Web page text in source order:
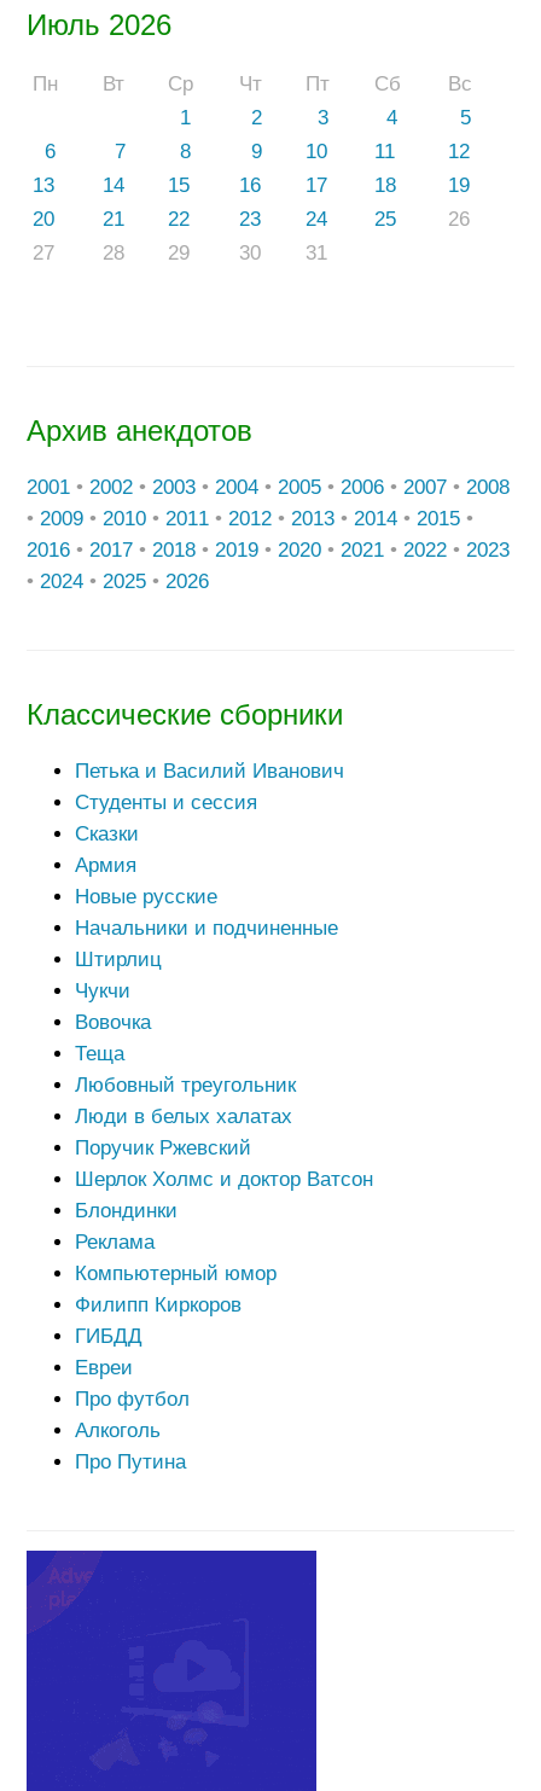
Июль 2026
Пн Вт Ср Чт Пт Сб
Вс
1
2 3 4
5
6
7 8 9 10 11
12
13
14 15 16 17 18
19
20
21 22 23 24 25
26
27
28 29 30 31
Архив анекдотов
2001 • 2002 • 2003 • 2004 • 2005 • 2006 • 2007 • 2008
• 2009 • 2010 • 2011 • 2012 • 2013 • 2014 • 2015 •
2016 • 2017 • 2018 • 2019 • 2020 • 2021 • 2022 • 2023
• 2024 • 2025 • 2026
Классические сборники
Петька и Василий Иванович
Студенты и сессия
Сказки
Армия
Новые русские
Начальники и подчиненные
Штирлиц
Чукчи
Вовочка
Теща
Любовный треугольник
Люди в белых халатах
Поручик Ржевский
Шерлок Холмс и доктор Ватсон
Блондинки
Реклама
Компьютерный юмор
Филипп Киркоров
ГИБДД
Евреи
Про футбол
Алкоголь
Про Путина